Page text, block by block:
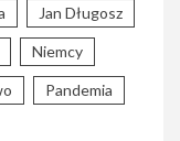
Jan Długosz
Niemcy
Pandemia